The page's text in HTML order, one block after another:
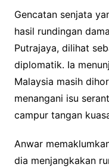
Gencatan senjata
hasil rundingan
Putrajaya, dilihat
diplomatik. Ia
Malaysia masih
menangani isu
campur tangan
Anwar
dia menjangkakan